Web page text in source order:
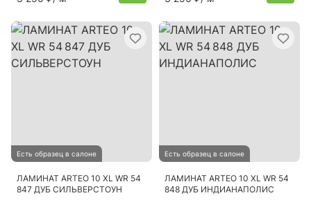
Есть образец в салоне
ЛАМИНАТ ARTEO 10 XL WR 54
847 ДУБ СИЛЬВЕРСТОУН
Есть образец в салоне
ЛАМИНАТ ARTEO 10 XL WR 54
848 ДУБ ИНДИАНАПОЛИС